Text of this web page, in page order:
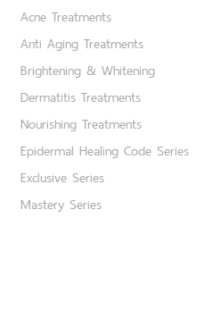
Acne Treatments
Anti Aging Treatments
Brightening & Whitening
Dermatitis Treatments
Nourishing Treatments
Epidermal Healing Code Series
Exclusive Series
Mastery Series